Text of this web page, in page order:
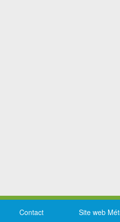
Contact Site web